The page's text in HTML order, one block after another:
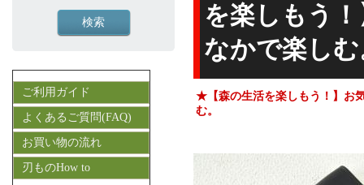
を楽しもう
なかで楽し
★【森の生活を楽しもう！】 お
む。
ご利用ガイド
よくあるご質問(FAQ)
お買い物の流れ
刃ものHow to